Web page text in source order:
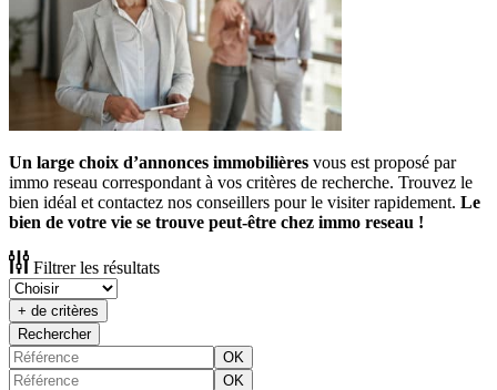
Un large choix d’annonces immobilières vous est proposé par
immo reseau correspondant à vos critères de recherche. Trouvez le
bien idéal et contactez nos conseillers pour le visiter rapidement. Le
bien de votre vie se trouve peut-être chez immo reseau !
Filtrer les résultats
+ de critères
Rechercher
OK
OK